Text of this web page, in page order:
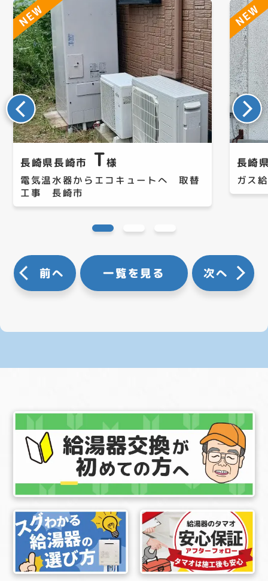
長崎県長崎市 T様
電気温水器からエコキュートへ 取替
工事 長崎市
長崎
ガス
前へ 一覧を見る 次へ